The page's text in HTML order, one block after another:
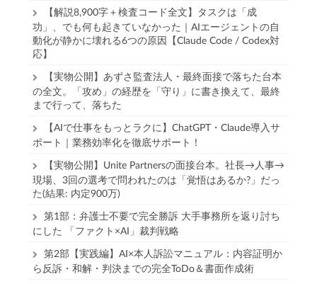
【解説8,900字＋検査コード全文】タスクは「成
功」、でも何も起きていなかった｜AIエージェントの自
動化が静かに壊れる6つの原因【Claude Code / Codex対
応】
【実物公開】あずさ監査法人・最終面接で落ちた台本
の全文。「攻め」の経歴を「守り」に書き換えて、最終
まで行って、落ちた
【AIで仕事をもっとラクに】ChatGPT・Claude導入サ
ポート｜業務効率化を徹底サポート！
【実物公開】Unite Partnersの面接台本。社長→人事→
現場、3回の選考で問われたのは「覚悟はあるか?」だっ
た(結果: 内定900万)
第1部：弁護士不要で完全勝訴 大手事務所を返り討ち
にした 「ファクト×AI」裁判戦略
第2部【実践編】AI×本人訴訟マニュアル：内容証明か
ら反訴・和解・判決までの完全ToDo＆書面作成術